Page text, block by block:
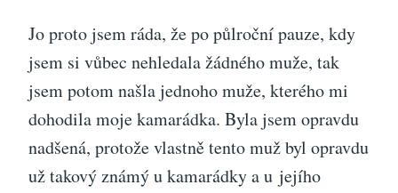
Jo proto jsem ráda, že po půlroční pauze, kdy
jsem si vůbec nehledala žádného muže, tak
jsem potom našla jednoho muže, kterého mi
dohodila moje kamarádka. Byla jsem opravdu
nadšená, protože vlastně tento muž byl opravdu
už takový známý u kamarádky a u jejího